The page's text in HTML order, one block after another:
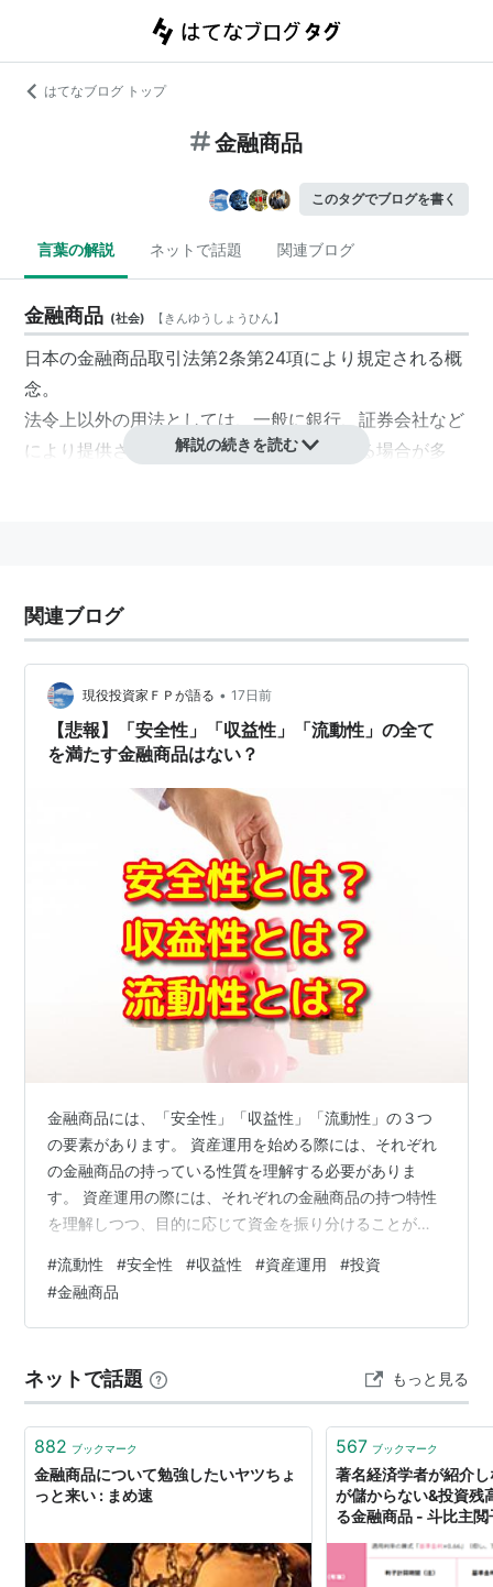
はてなブログ トップ
金融商品
このタグでブログを書く
言葉の解説 ネットで話題 関連ブログ
金融商品 (社会) 【きんゆうしょうひん】
日本の金融商品取引法第2条第24項により規定される概
念。
法令上以外の用法としては、一般に銀行、証券会社など
により提供される商品を総称して用いられる場合が多
第二条第二十四項
品」とは、次に掲げるものをいう。
二 預金契約に基づく債権その他の権利又は
当該権利を表示する証券若しくは証書であつ
て政令で定めるもの（前号に掲げるものを除
四 前三号に掲げるもののほか、同一の種類
のものが多数存在し、価格の変動が著しい資
産であつて、当該資産に係るデリバティブ取
デリバティブ取引に類似する取引を含
む。）について投資者の保護を確保すること
が必要と認められるものとして政令で定める
もの（商品先物取引法（昭和二十五年法律第
二百三十九号）第二条第一項 に規定する商品
五 第一号若しくは第二号に掲げるもの又は
前号に掲げるもののうち内閣府令で定めるも
のについて、
金融商品取引所が、市場デリバ
ティブ取引を円滑化するため、利率、償還期
限その他の条件を標準化して設定した標準物
解説の続きを読む
関連ブログ
現役投資家ＦＰが語る • 17日前
【悲報】「安全性」「収益性」「流動性」の全て
を満たす金融商品はない？
金融商品には、「安全性」「収益性」「流動性」の３つ
の要素があります。 資産運用を始める際には、それぞれ
の金融商品の持っている性質を理解する必要がありま
す。 資産運用の際には、それぞれの金融商品の持つ特性
を理解しつつ、目的に応じて資金を振り分けることが重
流動性）について解説します。 １．安全性とは？ ２．収
益性とは？ ３．流動性とは？ ４．安全性・収益性・流動
性の全てを満たす投資商品はない？ ５．手持ち資金の性
ない 少しずつリスクに慣れていく まとめ
#流動性 #安全性 #収益性 #資産運用 #投資
#金融商品
ネットで話題 もっと見る
882 ブックマーク
金融商品について勉強したいヤツちょ
っと来い : まめ速
567 ブックマーク
著名経済学者が紹介
が儲からない&投資残
る金融商品 - 斗比主